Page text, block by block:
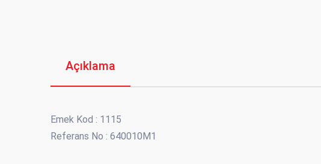
Açıklama
Emek Kod : 1115
Referans No : 640010M1